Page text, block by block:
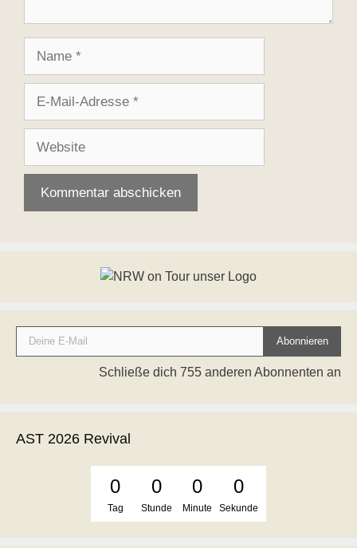
Adresse
Deine E-Mail
Abonnieren
Schließe dich 755 anderen Abonnenten an
AST 2026 Revival
0
Tag
0
Stunde
0
Minute
0
Sekunde